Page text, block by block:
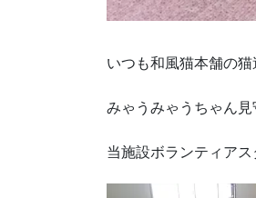
いつも和風猫本舗の
みゃうみゃうちゃん
当施設ボランティア